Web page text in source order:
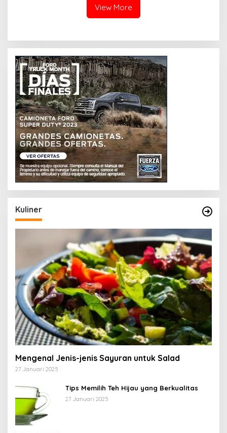
View More
Kuliner
Mengenal Jenis-jenis Sayuran untuk Salad
27 Januari 2025
Tips Memilih Teh Hijau yang Berkualitas
27 Januari 2025